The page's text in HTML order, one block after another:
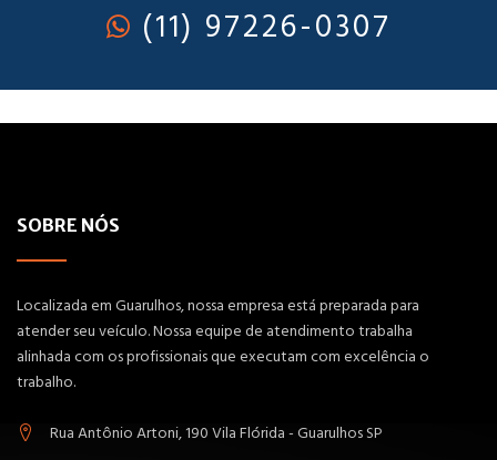
(11) 97226-0307
SOBRE NÓS
Localizada em Guarulhos, nossa empresa está preparada para
atender seu veículo. Nossa equipe de atendimento trabalha
alinhada com os profissionais que executam com excelência o
trabalho.
Rua Antônio Artoni, 190 Vila Flórida - Guarulhos SP